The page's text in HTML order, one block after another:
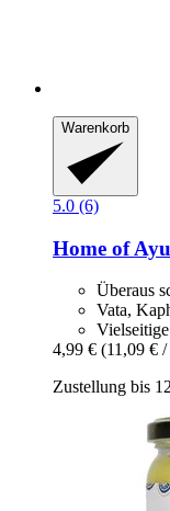
Warenkorb
5.0 (6)
Home of
Überaus
Vata,
4,99 € (11,09 €
Zustellung bis